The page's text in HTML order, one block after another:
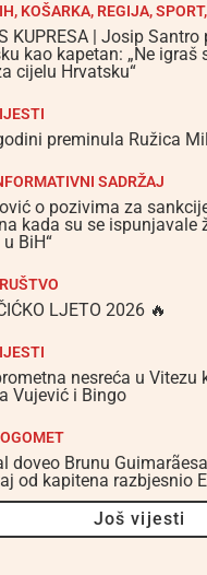
, KOŠARKA, REGIJA,SPORT,
KUPRESA | Josip Santro
kao kapetan: „Ne igraš
cijelu Hrvatsku“
preminula Ružica
SADRŽAJ
o pozivima za
kada su se ispunjavale
BiH“
LJETO 2026 🔥
nesreća u Vitezu
Vujević i Bingo
doveo Brunu
od kapitena razbjesnio
Još vijesti